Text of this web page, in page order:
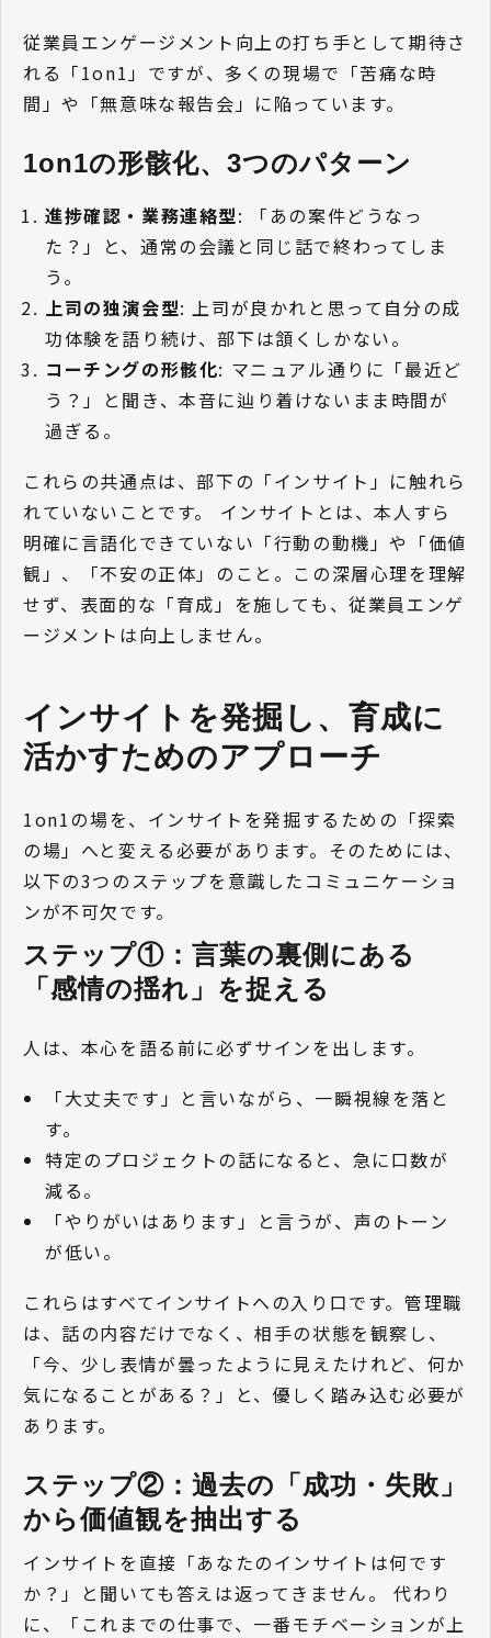
従業員エンゲージメント向上の打ち手として期待さ
れる「1on1」ですが、多くの現場で「苦痛な時
間」や「無意味な報告会」に陥っています。
1on1の形骸化、3つのパターン
進捗確認・業務連絡型: 「あの案件どうなっ
た？」と、通常の会議と同じ話で終わってしま
う。
上司の独演会型: 上司が良かれと思って自分の成
功体験を語り続け、部下は頷くしかない。
コーチングの形骸化: マニュアル通りに「最近ど
う？」と聞き、本音に辿り着けないまま時間が
過ぎる。
これらの共通点は、部下の「インサイト」に触れら
れていないことです。 インサイトとは、本人すら
明確に言語化できていない「行動の動機」や「価値
観」、「不安の正体」のこと。この深層心理を理解
せず、表面的な「育成」を施しても、従業員エンゲ
ージメントは向上しません。
インサイトを発掘し、育成に
活かすためのアプローチ
1on1の場を、インサイトを発掘するための「探索
の場」へと変える必要があります。そのためには、
以下の3つのステップを意識したコミュニケーショ
ンが不可欠です。
ステップ①：言葉の裏側にある
「感情の揺れ」を捉える
人は、本心を語る前に必ずサインを出します。
「大丈夫です」と言いながら、一瞬視線を落と
す。
特定のプロジェクトの話になると、急に口数が
減る。
「やりがいはあります」と言うが、声のトーン
が低い。
これらはすべてインサイトへの入り口です。管理職
は、話の内容だけでなく、相手の状態を観察し、
「今、少し表情が曇ったように見えたけれど、何か
気になることがある？」と、優しく踏み込む必要が
あります。
ステップ②：過去の「成功・失敗」
から価値観を抽出する
インサイトを直接「あなたのインサイトは何です
か？」と聞いても答えは返ってきません。 代わり
に、「これまでの仕事で、一番モチベーションが上